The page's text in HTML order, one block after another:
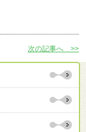
次の記事へ >>